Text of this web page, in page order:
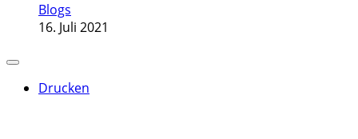
Blogs
16. Juli 2021
Drucken